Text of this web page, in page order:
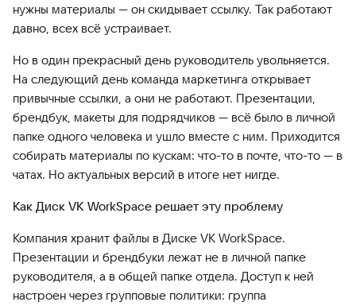
нужны материалы — он скидывает ссылку. Так работают
давно, всех всё устраивает.
Но в один прекрасный день руководитель увольняется.
На следующий день команда маркетинга открывает
привычные ссылки, а они не работают. Презентации,
брендбук, макеты для подрядчиков — всё было в личной
папке одного человека и ушло вместе с ним. Приходится
собирать материалы по кускам: что-то в почте, что-то — в
чатах. Но актуальных версий в итоге нет нигде.
Как Диск VK WorkSpace решает эту проблему
Компания хранит файлы в Диске VK WorkSpace.
Презентации и брендбуки лежат не в личной папке
руководителя, а в общей папке отдела. Доступ к ней
настроен через групповые политики: группа